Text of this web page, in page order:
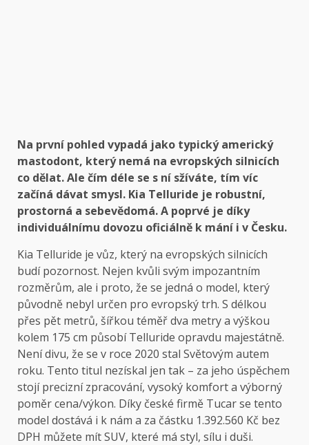
Na první pohled vypadá jako typický americký
mastodont, který nemá na evropských silnicích
co dělat. Ale čím déle se s ní sžíváte, tím víc
začíná dávat smysl. Kia Telluride je robustní,
prostorná a sebevědomá. A poprvé je díky
individuálnímu dovozu oficiálně k mání i v Česku.
Kia Telluride je vůz, který na evropských silnicích
budí pozornost. Nejen kvůli svým impozantním
rozměrům, ale i proto, že se jedná o model, který
původně nebyl určen pro evropský trh. S délkou
přes pět metrů, šířkou téměř dva metry a výškou
kolem 175 cm působí Telluride opravdu majestátně.
Není divu, že se v roce 2020 stal Světovým autem
roku. Tento titul nezískal jen tak – za jeho úspěchem
stojí precizní zpracování, vysoký komfort a výborný
poměr cena/výkon. Díky české firmě Tucar se tento
model dostává i k nám a za částku 1.392.560 Kč bez
DPH můžete mít SUV, které má styl, sílu i duši.